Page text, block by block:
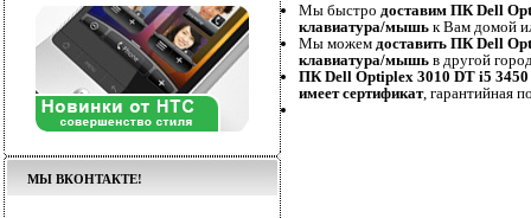
МЫ ВКОНТАКТЕ!
Мы быстро доставим ПК Dell
клавиатура/мышь к Вам домой
Мы можем доставить ПК Dell
клавиатура/мышь в другой
ПК Dell Optiplex 3010 DT i5
имеет сертификат, гарантийная